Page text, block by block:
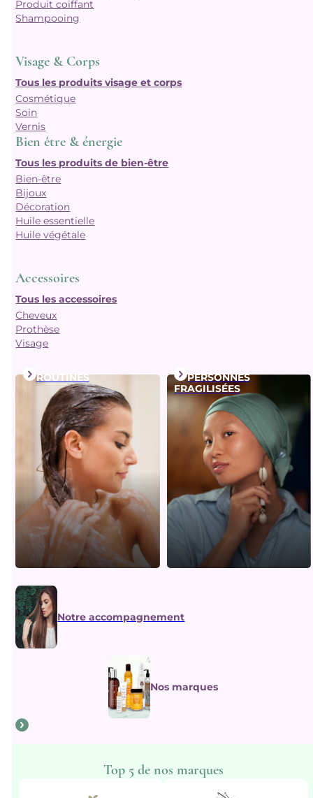
Produit coiffant
Shampooing
Visage & Corps
Tous les produits visage et corps
Cosmétique
Soin
Vernis
Bien être & énergie
Tous les produits de bien-être
Bien-être
Bijoux
Décoration
Huile essentielle
Huile végétale
Accessoires
Tous les accessoires
Cheveux
Prothèse
Visage
ROUTINES
PERSONNES
FRAGILISÉES
Notre accompagnement
Nos marques
Top 5 de nos marques